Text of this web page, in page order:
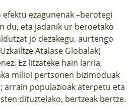
ezagunenak –berotegi
du, eta jadanik ur beroetako
jo dezakegu, aurtengo
Atalase Globalak)
Ez litzateke hain larria,
milioi pertsonen bizimoduak
arrain populazioak aterpetu eta
dituztelako, bertzeak bertze.